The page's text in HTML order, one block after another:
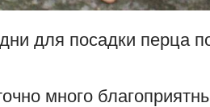
для посадки перца
много